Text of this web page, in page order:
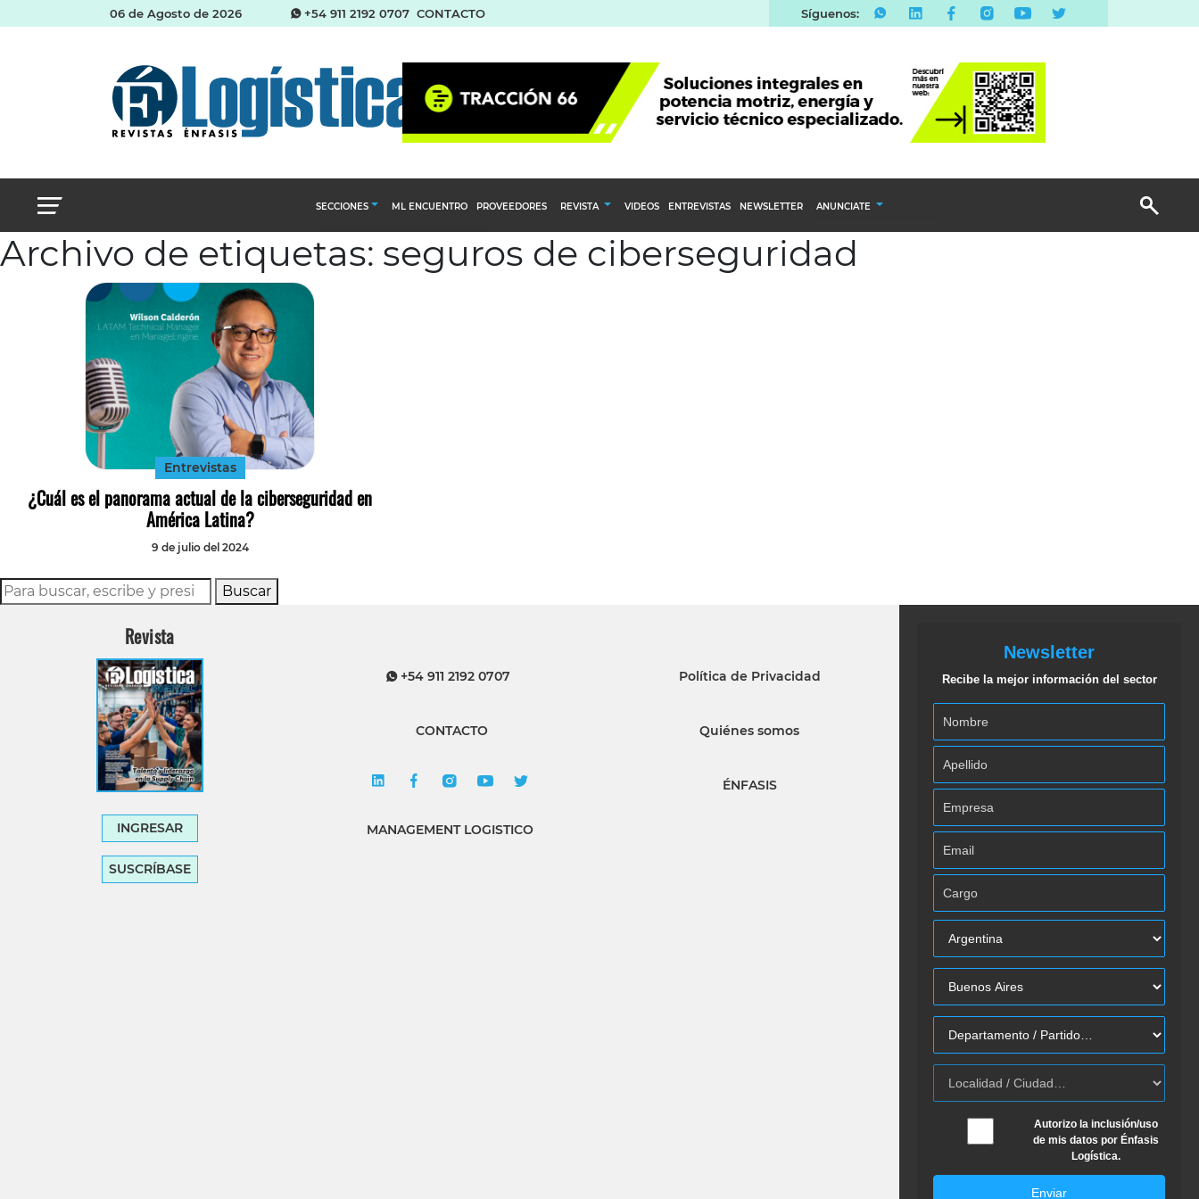
06 de Agosto de 2026 +54 911 2192 0707 CONTACTO Síguenos:
SECCIONES
Abastecimiento y compras
ML ENCUENTRO PROVEEDORES REVISTA
Calendario Editorial
Ediciones Anteriores
VIDEOS ENTREVISTAS NEWSLETTER ANUNCIATE
Publicidad Display
Archivo de etiquetas: seguros de ciberseguridad
Entrevistas
¿Cuál es el panorama actual de la ciberseguridad en
América Latina?
9 de julio del 2024
Buscar
Revista
INGRESAR
SUSCRÍBASE
+54 911 2192 0707
CONTACTO
MANAGEMENT LOGISTICO
Política de Privacidad
Quiénes somos
ÉNFASIS
Newsletter
Recibe la mejor información del sector
Autorizo la inclusión/uso
de mis datos por Énfasis
Logística.
Enviar